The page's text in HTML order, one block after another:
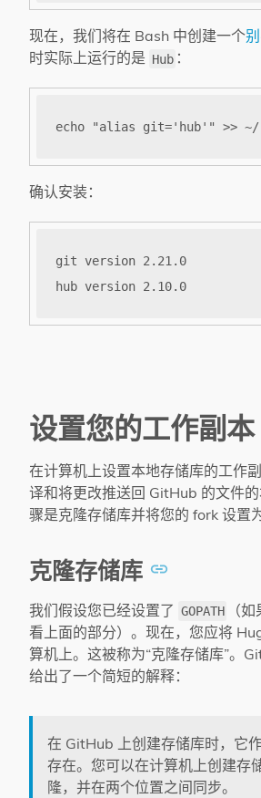
现在，我们将在 Bash 中创建一个
时实际上运行的是 Hub ：
确认安装：
设置您的工作副本
在计算机上设置本地存储库的工作
译和将更改推送回 GitHub 的文件
骤是克隆存储库并将您的 fork 设置
克隆存储库
我们假设您已经设置了 GOPATH
（
看上面的部分）。现在，您应将
算机上。这被称为“克隆存储库”。
给出了一个简短的解释：
在 GitHub 上创建存储库时，它
存在。您可以在计算机上创建存
隆，并在两个位置之间同步。